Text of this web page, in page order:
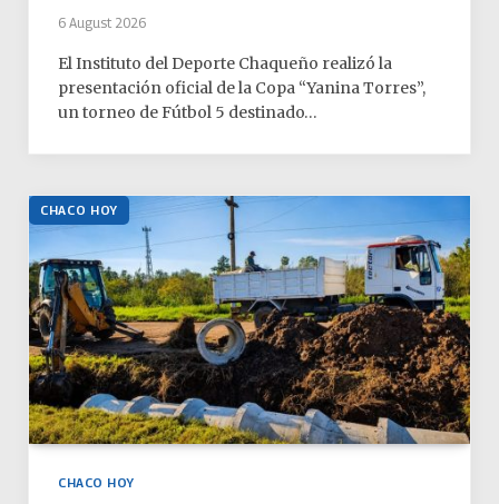
6 August 2026
El Instituto del Deporte Chaqueño realizó la
presentación oficial de la Copa “Yanina Torres”,
un torneo de Fútbol 5 destinado…
CHACO HOY
CHACO HOY